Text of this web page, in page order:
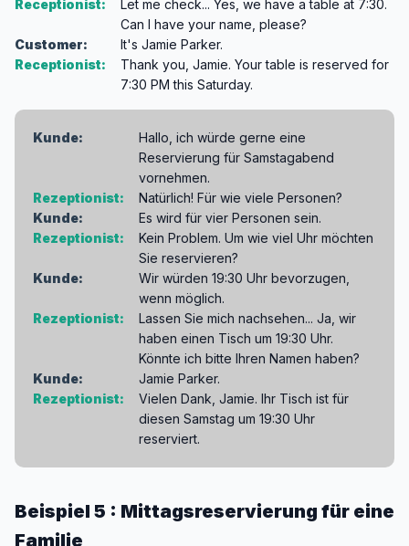
Receptionist:
Let me check... Yes, we have a table at 7:30.
Can I have your name, please?
Customer:
It's Jamie Parker.
Receptionist:
Thank you, Jamie. Your table is reserved for
7:30 PM this Saturday.
Kunde:
Hallo, ich würde gerne eine
Reservierung für Samstagabend
vornehmen.
Rezeptionist:
Natürlich! Für wie viele Personen?
Kunde:
Es wird für vier Personen sein.
Rezeptionist:
Kein Problem. Um wie viel Uhr möchten
Sie reservieren?
Kunde:
Wir würden 19:30 Uhr bevorzugen,
wenn möglich.
Rezeptionist:
Lassen Sie mich nachsehen... Ja, wir
haben einen Tisch um 19:30 Uhr.
Könnte ich bitte Ihren Namen haben?
Kunde:
Jamie Parker.
Rezeptionist:
Vielen Dank, Jamie. Ihr Tisch ist für
diesen Samstag um 19:30 Uhr
reserviert.
Beispiel 5 : Mittagsreservierung für eine
Familie